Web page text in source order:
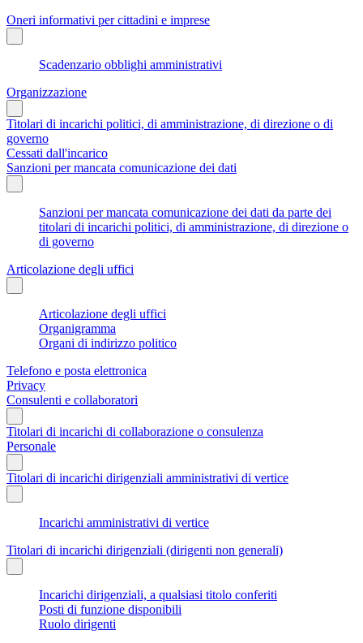
Oneri informativi per cittadini e imprese
Scadenzario obblighi amministrativi
Organizzazione
Titolari di incarichi politici, di amministrazione, di direzione o di
governo
Cessati dall'incarico
Sanzioni per mancata comunicazione dei dati
Sanzioni per mancata comunicazione dei dati da parte dei
titolari di incarichi politici, di amministrazione, di direzione o
di governo
Articolazione degli uffici
Articolazione degli uffici
Organigramma
Organi di indirizzo politico
Telefono e posta elettronica
Privacy
Consulenti e collaboratori
Titolari di incarichi di collaborazione o consulenza
Personale
Titolari di incarichi dirigenziali amministrativi di vertice
Incarichi amministrativi di vertice
Titolari di incarichi dirigenziali (dirigenti non generali)
Incarichi dirigenziali, a qualsiasi titolo conferiti
Posti di funzione disponibili
Ruolo dirigenti